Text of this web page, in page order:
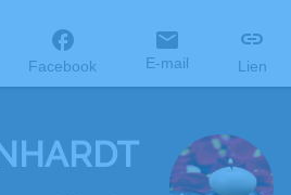
Facebook E-mail Lien